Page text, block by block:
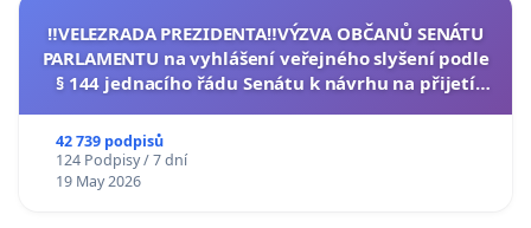
‼️VELEZRADA PREZIDENTA‼️VÝZVA OBČANŮ SENÁTU
PARLAMENTU na vyhlášení veřejného slyšení podle
§ 144 jednacího řádu Senátu k návrhu na přijetí
42 739 podpisů
124 Podpisy / 7 dní
19 May 2026